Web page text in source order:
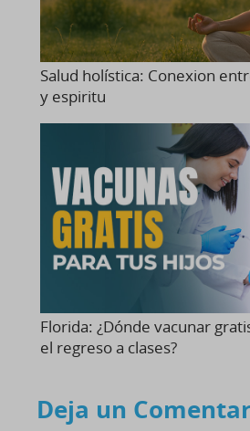
Salud holística: Conexion
y espiritu
Florida: ¿Dónde vacunar
el regreso a clases?
Deja un